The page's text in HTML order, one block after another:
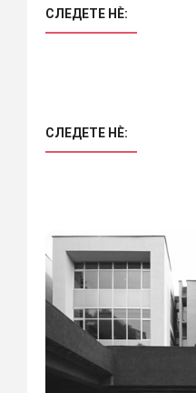
СЛЕДЕТЕ НÈ:
СЛЕДЕТЕ НÈ: